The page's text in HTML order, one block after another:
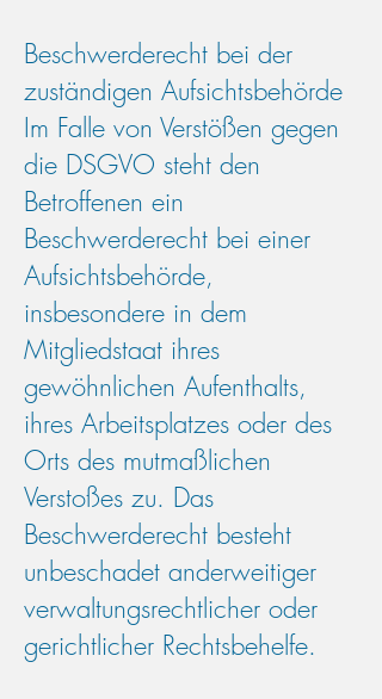
Beschwerderecht bei der
zuständigen Aufsichtsbehörde
Im Falle von Verstößen gegen
die DSGVO steht den
Betroffenen ein
Beschwerderecht bei einer
Aufsichtsbehörde,
insbesondere in dem
Mitgliedstaat ihres
gewöhnlichen Aufenthalts,
ihres Arbeitsplatzes oder des
Orts des mutmaßlichen
Verstoßes zu. Das
Beschwerderecht besteht
unbeschadet anderweitiger
verwaltungsrechtlicher oder
gerichtlicher Rechtsbehelfe.